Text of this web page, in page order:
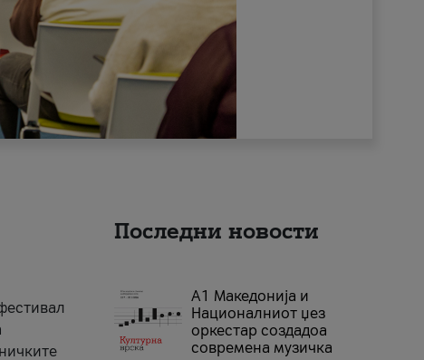
Последни новости
А1 Македонија и
Националниот џез
оркестар создадоа
современа музичка